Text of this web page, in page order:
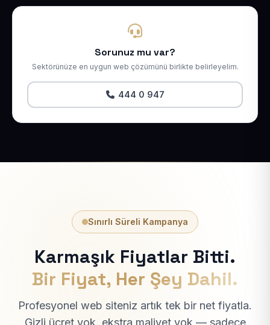
Sorunuz mu var?
Sektörünüze en uygun web çözümünü birlikte belirleyelim.
444 0 947
Sınırlı Süreli Kampanya
Karmaşık Fiyatlar Bitti.
Bir Fiyat, Her Şey Dahil.
Profesyonel web siteniz artık tek bir net fiyatla.
Gizli ücret yok, ekstra maliyet yok — sadece